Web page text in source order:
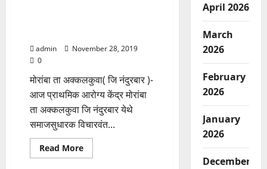
जल्लोष
admin
November 28, 2019
0
मोरांबा ता अक्कलकुवा( जि नंदुरबार )-
आज प्राथमिक आरोग्य केंद्र मोरांबा
ता अक्कलकुवा जि नंदुरबार येथे
समाजसुधारक विचारवंत...
Read MoreRead
more
Adhikar Aamcha
April 2026
March
2026
February
2026
January
2026
December